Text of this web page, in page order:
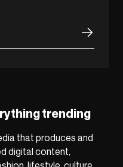
trending
that produces and
digital content,